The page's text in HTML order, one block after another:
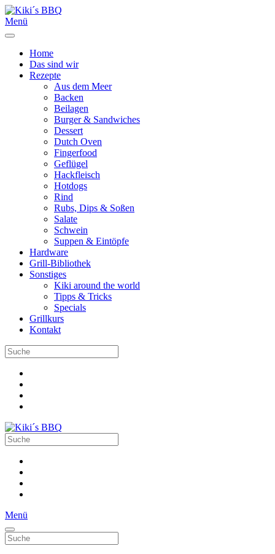
Menü
Home
Das sind wir
Rezepte
Aus dem Meer
Backen
Beilagen
Burger & Sandwiches
Dessert
Dutch Oven
Fingerfood
Geflügel
Hackfleisch
Hotdogs
Rind
Rubs, Dips & Soßen
Salate
Schwein
Suppen & Eintöpfe
Hardware
Grill-Bibliothek
Sonstiges
Kiki around the world
Tipps & Tricks
Specials
Grillkurs
Kontakt
Menü